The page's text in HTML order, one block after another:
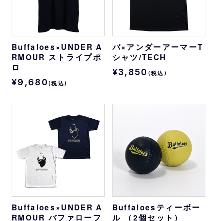
Buffaloes×UNDER A
RMOUR ストライプポ
ロ
¥9,680 (税込)
バ×アンダーアーマーT
シャツ/TECH
¥3,850 (税込)
Buffaloes×UNDER A
RMOUR バファローフ
Buffaloesティーボー
ル （2個セット）